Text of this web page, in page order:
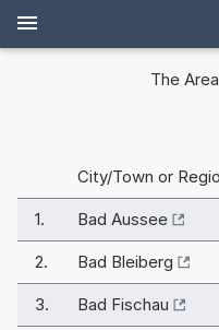
The
City/Town or
1. Bad Aussee
2. Bad Bleiberg
3. Bad Fischau